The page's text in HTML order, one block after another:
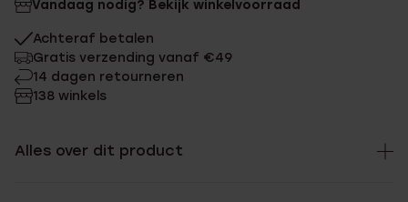
Vandaag nodig? Bekijk winkelvoorraad
Achteraf betalen
Gratis verzending vanaf €49
14 dagen retourneren
138 winkels
Alles over dit product